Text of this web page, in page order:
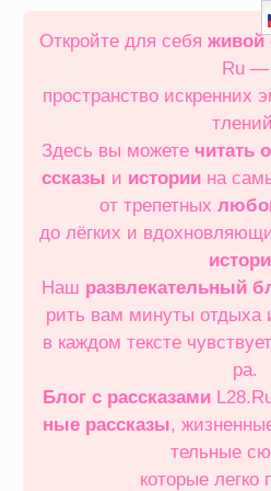
Откройте для себя живой
Ru —
пространство искренних
Здесь вы можете читать
ссказы и историина
от трепетных
до лёгких и
Наш развлекательный
рить вам минуты
в каждом тексте
ра.
Блог с рассказами
ные рассказы,
тельные
которые легко